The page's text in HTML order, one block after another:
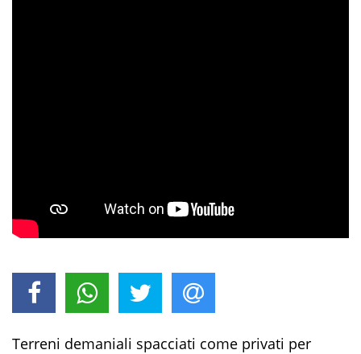
Terreni demaniali spacciati come privati per